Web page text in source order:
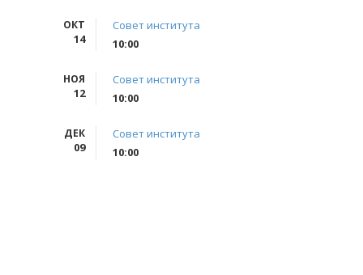
ОКТ
14
Совет института
10:00
НОЯ
12
Совет института
10:00
ДЕК
09
Совет института
10:00